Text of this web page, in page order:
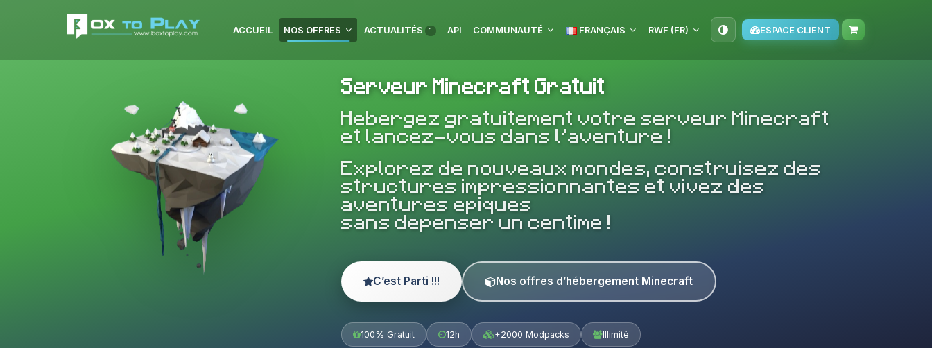
ACCUEIL NOS OFFRES ACTUALITÉS 1 API COMMUNAUTÉ FRANÇAIS RWF (FR) ESPACE CLIENT
Serveur Minecraft Gratuit
Hebergez gratuitement votre serveur Minecraft
et lancez-vous dans l’aventure !
Explorez de nouveaux mondes, construisez des
structures impressionnantes et vivez des
aventures epiques
sans depenser un centime !
C’est Parti !!! Nos offres d’hébergement Minecraft
100% Gratuit 12h +2000 Modpacks Illimité